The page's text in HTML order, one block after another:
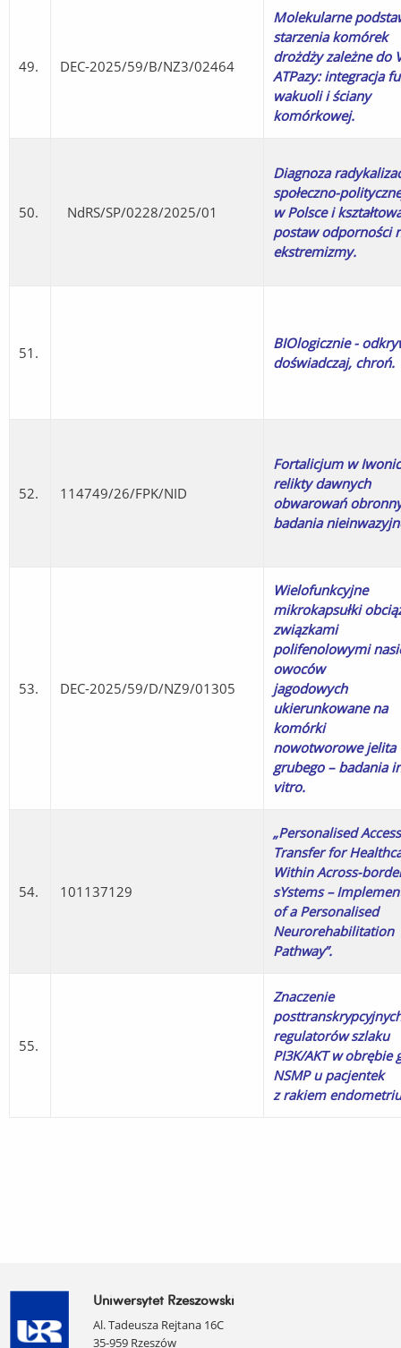
49. DEC-2025/59/B/NZ3/02464
Molekularne
starzenia komórek
drożdży zależne do
ATPazy: integracja
wakuoli i ściany
komórkowej.
50. NdRS/SP/0228/2025/01
Diagnoza
społeczno-
w Polsce i
postaw odporności
ekstremizmy.
51.
BIOlogicznie -
doświadczaj, chroń.
52. 114749/26/FPK/NID
Fortalicjum w
relikty dawnych
obwarowań
badania
53. DEC-2025/59/D/NZ9/01305
Wielofunkcyjne
mikrokapsułki
związkami
polifenolowymi
owoców
jagodowych
ukierunkowane na
komórki
nowotworowe jelita
grubego – badania
vitro.
54. 101137129
„Personalised Access
Transfer for
Within Across-
sYstems –
of a Personalised
Neurorehabilitation
Pathway”.
55.
Znaczenie
regulatorów szlaku
PI3K/AKT w obrębie
NSMP u pacjentek
z rakiem
Uniwersytet Rzeszowski
Al. Tadeusza Rejtana 16C
35-959 Rzeszów